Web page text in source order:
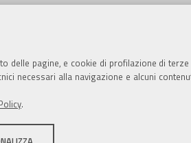
delle pagine, e cookie di profilazione di
necessari alla navigazione e alcuni
.